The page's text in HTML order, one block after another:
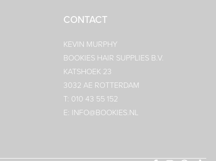
CONTACT
KEVIN MURPHY
BOOKIES HAIR SUPPLIES B.V.
KATSHOEK 23
3032 AE ROTTERDAM
T: 010 43 55 152
E: INFO@BOOKIES.NL